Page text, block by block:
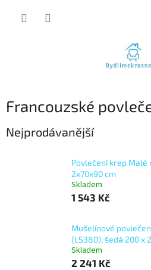
Francouzské
Nejprodávanější
Povlečení krep Malé
2x70x90 cm
Skladem
1 543 Kč
Mušelínové
(LS380), šedá 200 x
Skladem
2 241 Kč